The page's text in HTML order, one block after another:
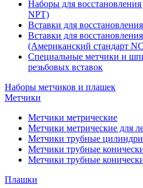
Наборы для
NPT)
Вставки для
Вставки для
(Американский стандарт
Специальные метчики и
резьбовых вставок
Наборы метчиков и плашек
Метчики
Метчики метрические
Метчики метрические для
Метчики трубные
Метчики трубные
Метчики трубные
Плашки